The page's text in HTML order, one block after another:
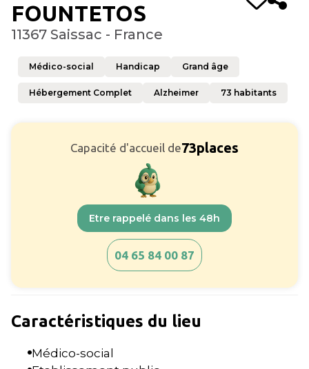
FOUNTETOS
11367 Saissac - France
Médico-social Handicap Grand âge
Hébergement Complet Alzheimer 73 habitants
Capacité d'accueil de73places
Etre rappelé dans les 48h
04 65 84 00 87
Caractéristiques du lieu
Médico-social